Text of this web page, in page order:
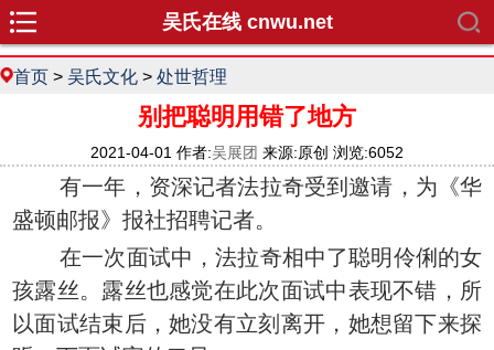
吴氏在线 cnwu.net
首页 > 吴氏文化 > 处世哲理
别把聪明用错了地方
2021-04-01 作者:吴展团 来源:原创 浏览:6052
有一年，资深记者法拉奇受到邀请，为《华
盛顿邮报》报社招聘记者。
在一次面试中，法拉奇相中了聪明伶俐的女
孩露丝。露丝也感觉在此次面试中表现不错，所
以面试结束后，她没有立刻离开，她想留下来探